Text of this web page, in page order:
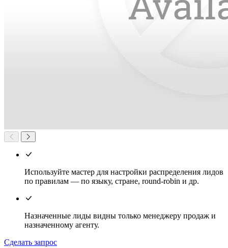
Используйте мастер для настройки распределения лидов
по правилам — по языку, стране, round-robin и др.
Назначенные лиды видны только менеджеру продаж и
назначенному агенту.
Сделать запрос